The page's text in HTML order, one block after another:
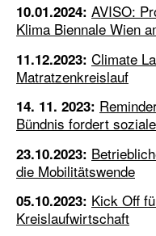
10.01.2024: AVISO:
Klima Biennale Wien
11.12.2023: Climate
Matratzenkreislauf
14. 11. 2023:
Bündnis fordert
23.10.2023:
die Mobilitätswende
05.10.2023: Kick Off
Kreislaufwirtschaft